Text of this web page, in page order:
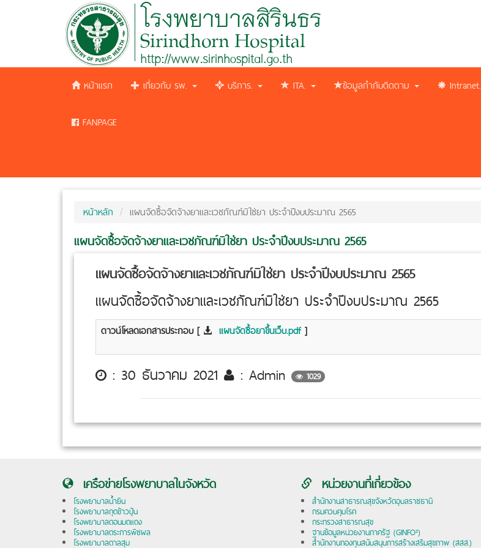
หน้าแรก เกี่ยวกับ รพ. บริการ. ITA. ข้อมูลกำกับติดตาม Intranet.
FANPAGE
หน้าหลัก แผนจัดซื้อจัดจ้างยาและเวชภัณฑ์มิใช่ยา ประจำปีงบประมาณ 2565
แผนจัดซื้อจัดจ้างยาและเวชภัณฑ์มิใช่ยา ประจำปีงบประมาณ 2565
แผนจัดซื้อจัดจ้างยาและเวชภัณฑ์มิใช่ยา ประจำปีงบประมาณ 2565
แผนจัดซื้อจัดจ้างยาและเวชภัณฑ์มิใช่ยา ประจำปีงบประมาณ 2565
ดาวน์โหลดเอกสารประกอบ [ แผนจัดซื้อยาขึ้นเว็บ.pdf]
: 30 ธันวาคม 2021 : Admin 1029
เครือข่ายโรงพยาบาลในจังหวัด
โรงพยาบาลน้ำยืน
โรงพยาบาลกุดข้าวปุ้น
โรงพยาบาลดอนมดแดง
โรงพยาบาลตระการพืชผล
โรงพยาบาลตาลสุม
หน่วยงานที่เกี่ยวข้อง
สำนักงานสาธารณสุขจังหวัดอุบลราชธานี
กรมควบคุมโรค
กระทรวงสาธารณสุข
ฐานข้อมูลหน่วยงานภาครัฐ (GINFO²)
สำนักงานกองทุนสนับสนุนการสร้างเสริมสุขภาพ (สสส.)